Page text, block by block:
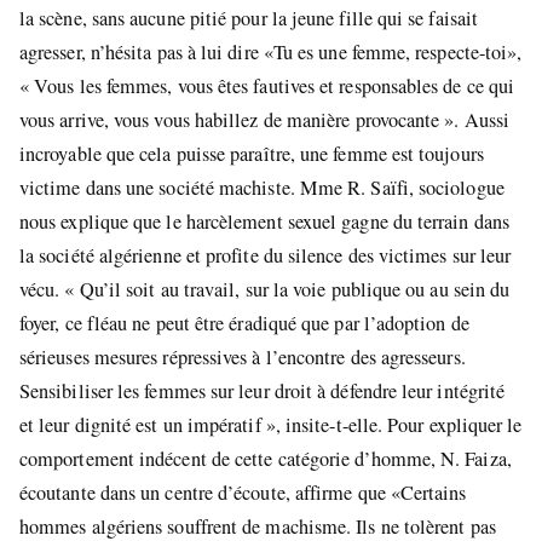
la scène, sans aucune pitié pour la jeune fille qui se faisait
agresser, n’hésita pas à lui dire «Tu es une femme, respecte-toi»,
« Vous les femmes, vous êtes fautives et responsables de ce qui
vous arrive, vous vous habillez de manière provocante ». Aussi
incroyable que cela puisse paraître, une femme est toujours
victime dans une société machiste. Mme R. Saïfi, sociologue
nous explique que le harcèlement sexuel gagne du terrain dans
la société algérienne et profite du silence des victimes sur leur
vécu. « Qu’il soit au travail, sur la voie publique ou au sein du
foyer, ce fléau ne peut être éradiqué que par l’adoption de
sérieuses mesures répressives à l’encontre des agresseurs.
Sensibiliser les femmes sur leur droit à défendre leur intégrité
et leur dignité est un impératif », insite-t-elle. Pour expliquer le
comportement indécent de cette catégorie d’homme, N. Faiza,
écoutante dans un centre d’écoute, affirme que «Certains
hommes algériens souffrent de machisme. Ils ne tolèrent pas